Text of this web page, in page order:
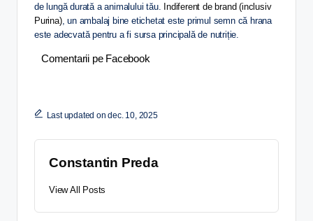
de lungă durată a animalului tău. Indiferent de brand (inclusiv
Purina), un ambalaj bine etichetat este primul semn că hrana
este adecvată pentru a fi sursa principală de nutriție.
Comentarii pe Facebook
Last updated on dec. 10, 2025
Constantin Preda
View All Posts